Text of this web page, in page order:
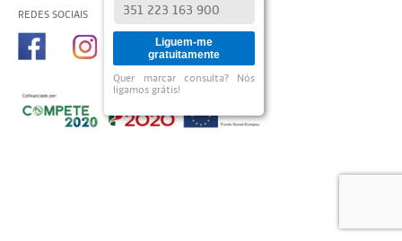
REDES SOCIAIS
Liguem-me
gratuitamente
Quer marcar consulta? Nós
ligamos grátis!